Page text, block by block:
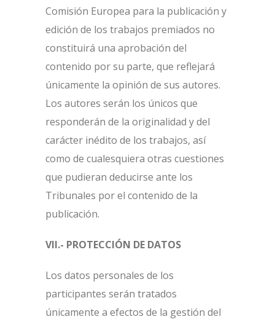
Comisión Europea para la publicación y
edición de los trabajos premiados no
constituirá una aprobación del
contenido por su parte, que reflejará
únicamente la opinión de sus autores.
Los autores serán los únicos que
responderán de la originalidad y del
carácter inédito de los trabajos, así
como de cualesquiera otras cuestiones
que pudieran deducirse ante los
Tribunales por el contenido de la
publicación.
VII.- PROTECCIÓN DE DATOS
Los datos personales de los
participantes serán tratados
únicamente a efectos de la gestión del